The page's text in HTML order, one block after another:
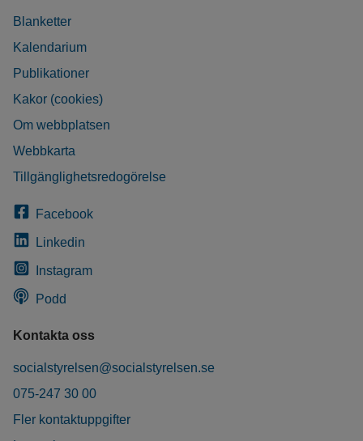
Blanketter
Kalendarium
Publikationer
Kakor (cookies)
Om webbplatsen
Webbkarta
Tillgänglighetsredogörelse
Facebook
Linkedin
Instagram
Podd
Kontakta oss
socialstyrelsen@socialstyrelsen.se
075-247 30 00
Fler kontaktuppgifter